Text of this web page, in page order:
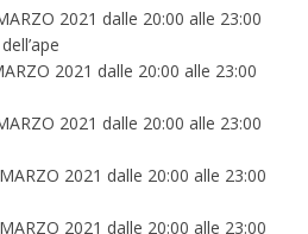
2021 dalle 20:00 alle 23:00
2021 dalle 20:00 alle 23:00
2021 dalle 20:00 alle 23:00
2021 dalle 20:00 alle 23:00
2021 dalle 20:00 alle 23:00